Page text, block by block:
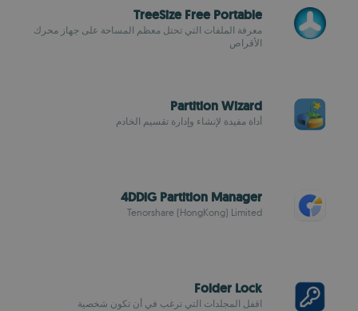
TreeSize Free Portable
معرفة الملفات التي تحتل معظم المساحة على جهاز محرك
الأقراص
Partition Wizard
أداة مفيدة لإنشاء وإدارة تقسيم الخادم
4DDiG Partition Manager
Tenorshare (HongKong) Limited
Folder Lock
اقفل المجلدات التي ترغب في أن تكون شخصية